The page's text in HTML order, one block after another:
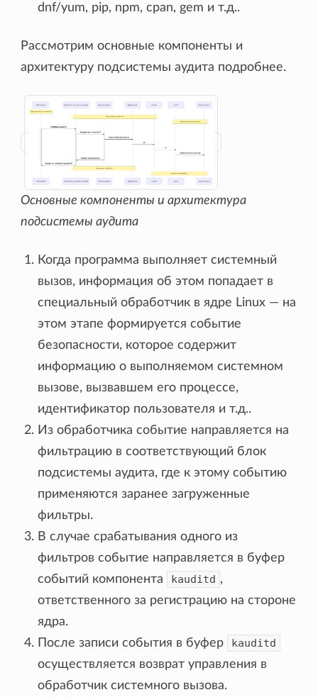
dnf/yum, pip, npm, cpan, gem и т.д..
Рассмотрим основные компоненты и
архитектуру подсистемы аудита подробнее.
Основные компоненты и архитектура
подсистемы аудита
Когда программа выполняет системный
вызов, информация об этом попадает в
специальный обработчик в ядре Linux — на
этом этапе формируется событие
безопасности, которое содержит
информацию о выполняемом системном
вызове, вызвавшем его процессе,
идентификатор пользователя и т.д..
Из обработчика событие направляется на
фильтрацию в соответствующий блок
подсистемы аудита, где к этому событию
применяются заранее загруженные
фильтры.
В случае срабатывания одного из
фильтров событие направляется в буфер
событий компонента
kauditd ,
ответственного за регистрацию на стороне
ядра.
После записи события в буфер
kauditd
осуществляется возврат управления в
обработчик системного вызова.